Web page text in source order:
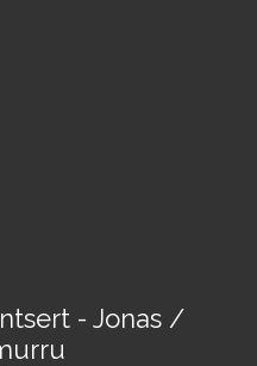
- Jonas /